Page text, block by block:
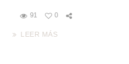
91 0
LEER MÁS